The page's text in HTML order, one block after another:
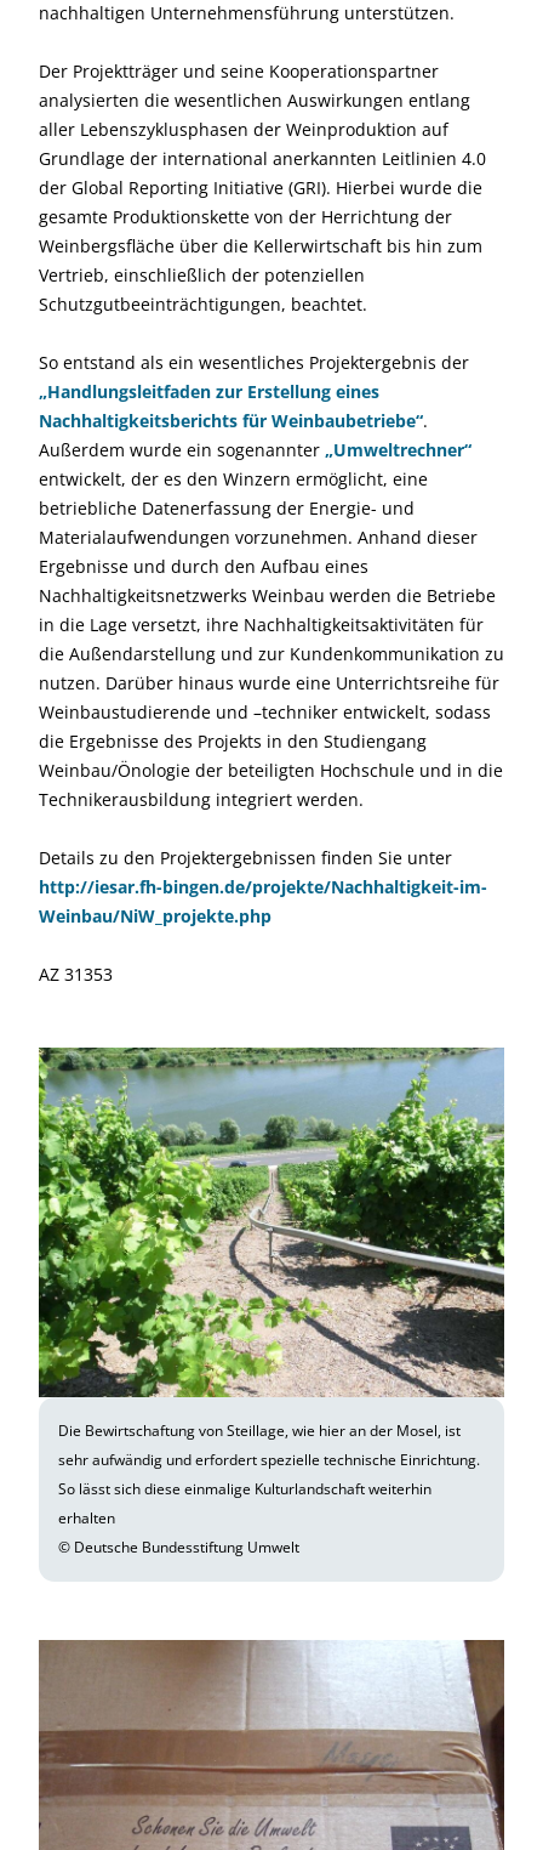
nachhaltigen Unternehmensführung unterstützen.
Der Projektträger und seine Kooperationspartner
analysierten die wesentlichen Auswirkungen entlang
aller Lebenszyklusphasen der Weinproduktion auf
Grundlage der international anerkannten Leitlinien 4.0
der Global Reporting Initiative (GRI). Hierbei wurde die
gesamte Produktionskette von der Herrichtung der
Weinbergsfläche über die Kellerwirtschaft bis hin zum
Vertrieb, einschließlich der potenziellen
Schutzgutbeeinträchtigungen, beachtet.
So entstand als ein wesentliches Projektergebnis der
„Handlungsleitfaden zur Erstellung eines
Nachhaltigkeitsberichts für Weinbaubetriebe“.
Außerdem wurde ein sogenannter „Umweltrechner“
entwickelt, der es den Winzern ermöglicht, eine
betriebliche Datenerfassung der Energie- und
Materialaufwendungen vorzunehmen. Anhand dieser
Ergebnisse und durch den Aufbau eines
Nachhaltigkeitsnetzwerks Weinbau werden die Betriebe
in die Lage versetzt, ihre Nachhaltigkeitsaktivitäten für
die Außendarstellung und zur Kundenkommunikation zu
nutzen. Darüber hinaus wurde eine Unterrichtsreihe für
Weinbaustudierende und –techniker entwickelt, sodass
die Ergebnisse des Projekts in den Studiengang
Weinbau/Önologie der beteiligten Hochschule und in die
Technikerausbildung integriert werden.
Details zu den Projektergebnissen finden Sie unter
http://iesar.fh-bingen.de/projekte/Nachhaltigkeit-im-
Weinbau/NiW_projekte.php
AZ 31353
Die Bewirtschaftung von Steillage, wie hier an der Mosel, ist
sehr aufwändig und erfordert spezielle technische Einrichtung.
So lässt sich diese einmalige Kulturlandschaft weiterhin
erhalten
© Deutsche Bundesstiftung Umwelt